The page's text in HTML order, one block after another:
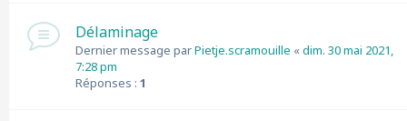
Délaminage
Dernier message parPietje.scramouille «dim. 30 mai 2021,
7:28 pm
Réponses : 1